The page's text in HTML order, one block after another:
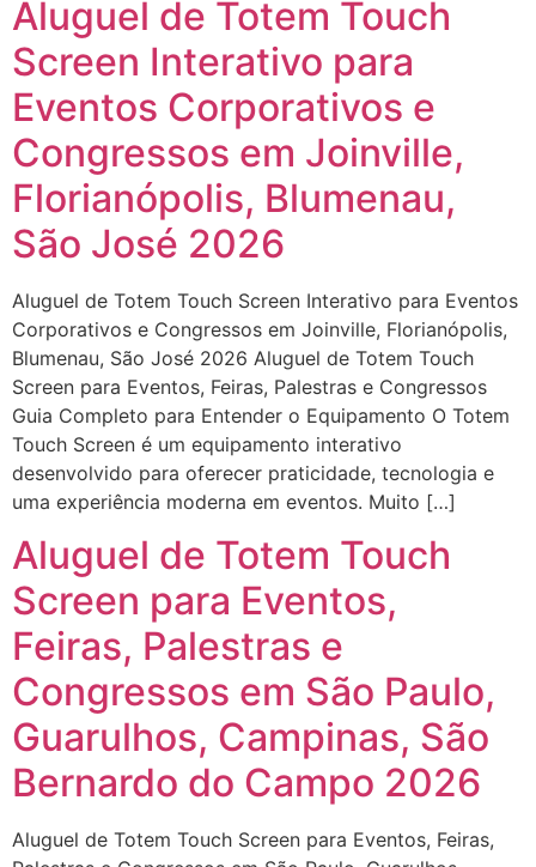
Aluguel de Totem Touch
Screen Interativo para
Eventos Corporativos e
Congressos em Joinville,
Florianópolis, Blumenau,
São José 2026
Aluguel de Totem Touch Screen Interativo para Eventos
Corporativos e Congressos em Joinville, Florianópolis,
Blumenau, São José 2026 Aluguel de Totem Touch
Screen para Eventos, Feiras, Palestras e Congressos
Guia Completo para Entender o Equipamento O Totem
Touch Screen é um equipamento interativo
desenvolvido para oferecer praticidade, tecnologia e
uma experiência moderna em eventos. Muito […]
Aluguel de Totem Touch
Screen para Eventos,
Feiras, Palestras e
Congressos em São Paulo,
Guarulhos, Campinas, São
Bernardo do Campo 2026
Aluguel de Totem Touch Screen para Eventos, Feiras,